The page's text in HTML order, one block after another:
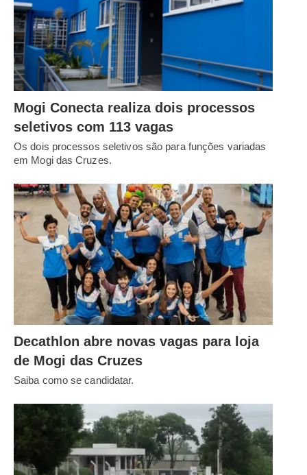
Mogi Conecta realiza dois processos
seletivos com 113 vagas
Os dois processos seletivos são para funções variadas
em Mogi das Cruzes.
Decathlon abre novas vagas para loja
de Mogi das Cruzes
Saiba como se candidatar.